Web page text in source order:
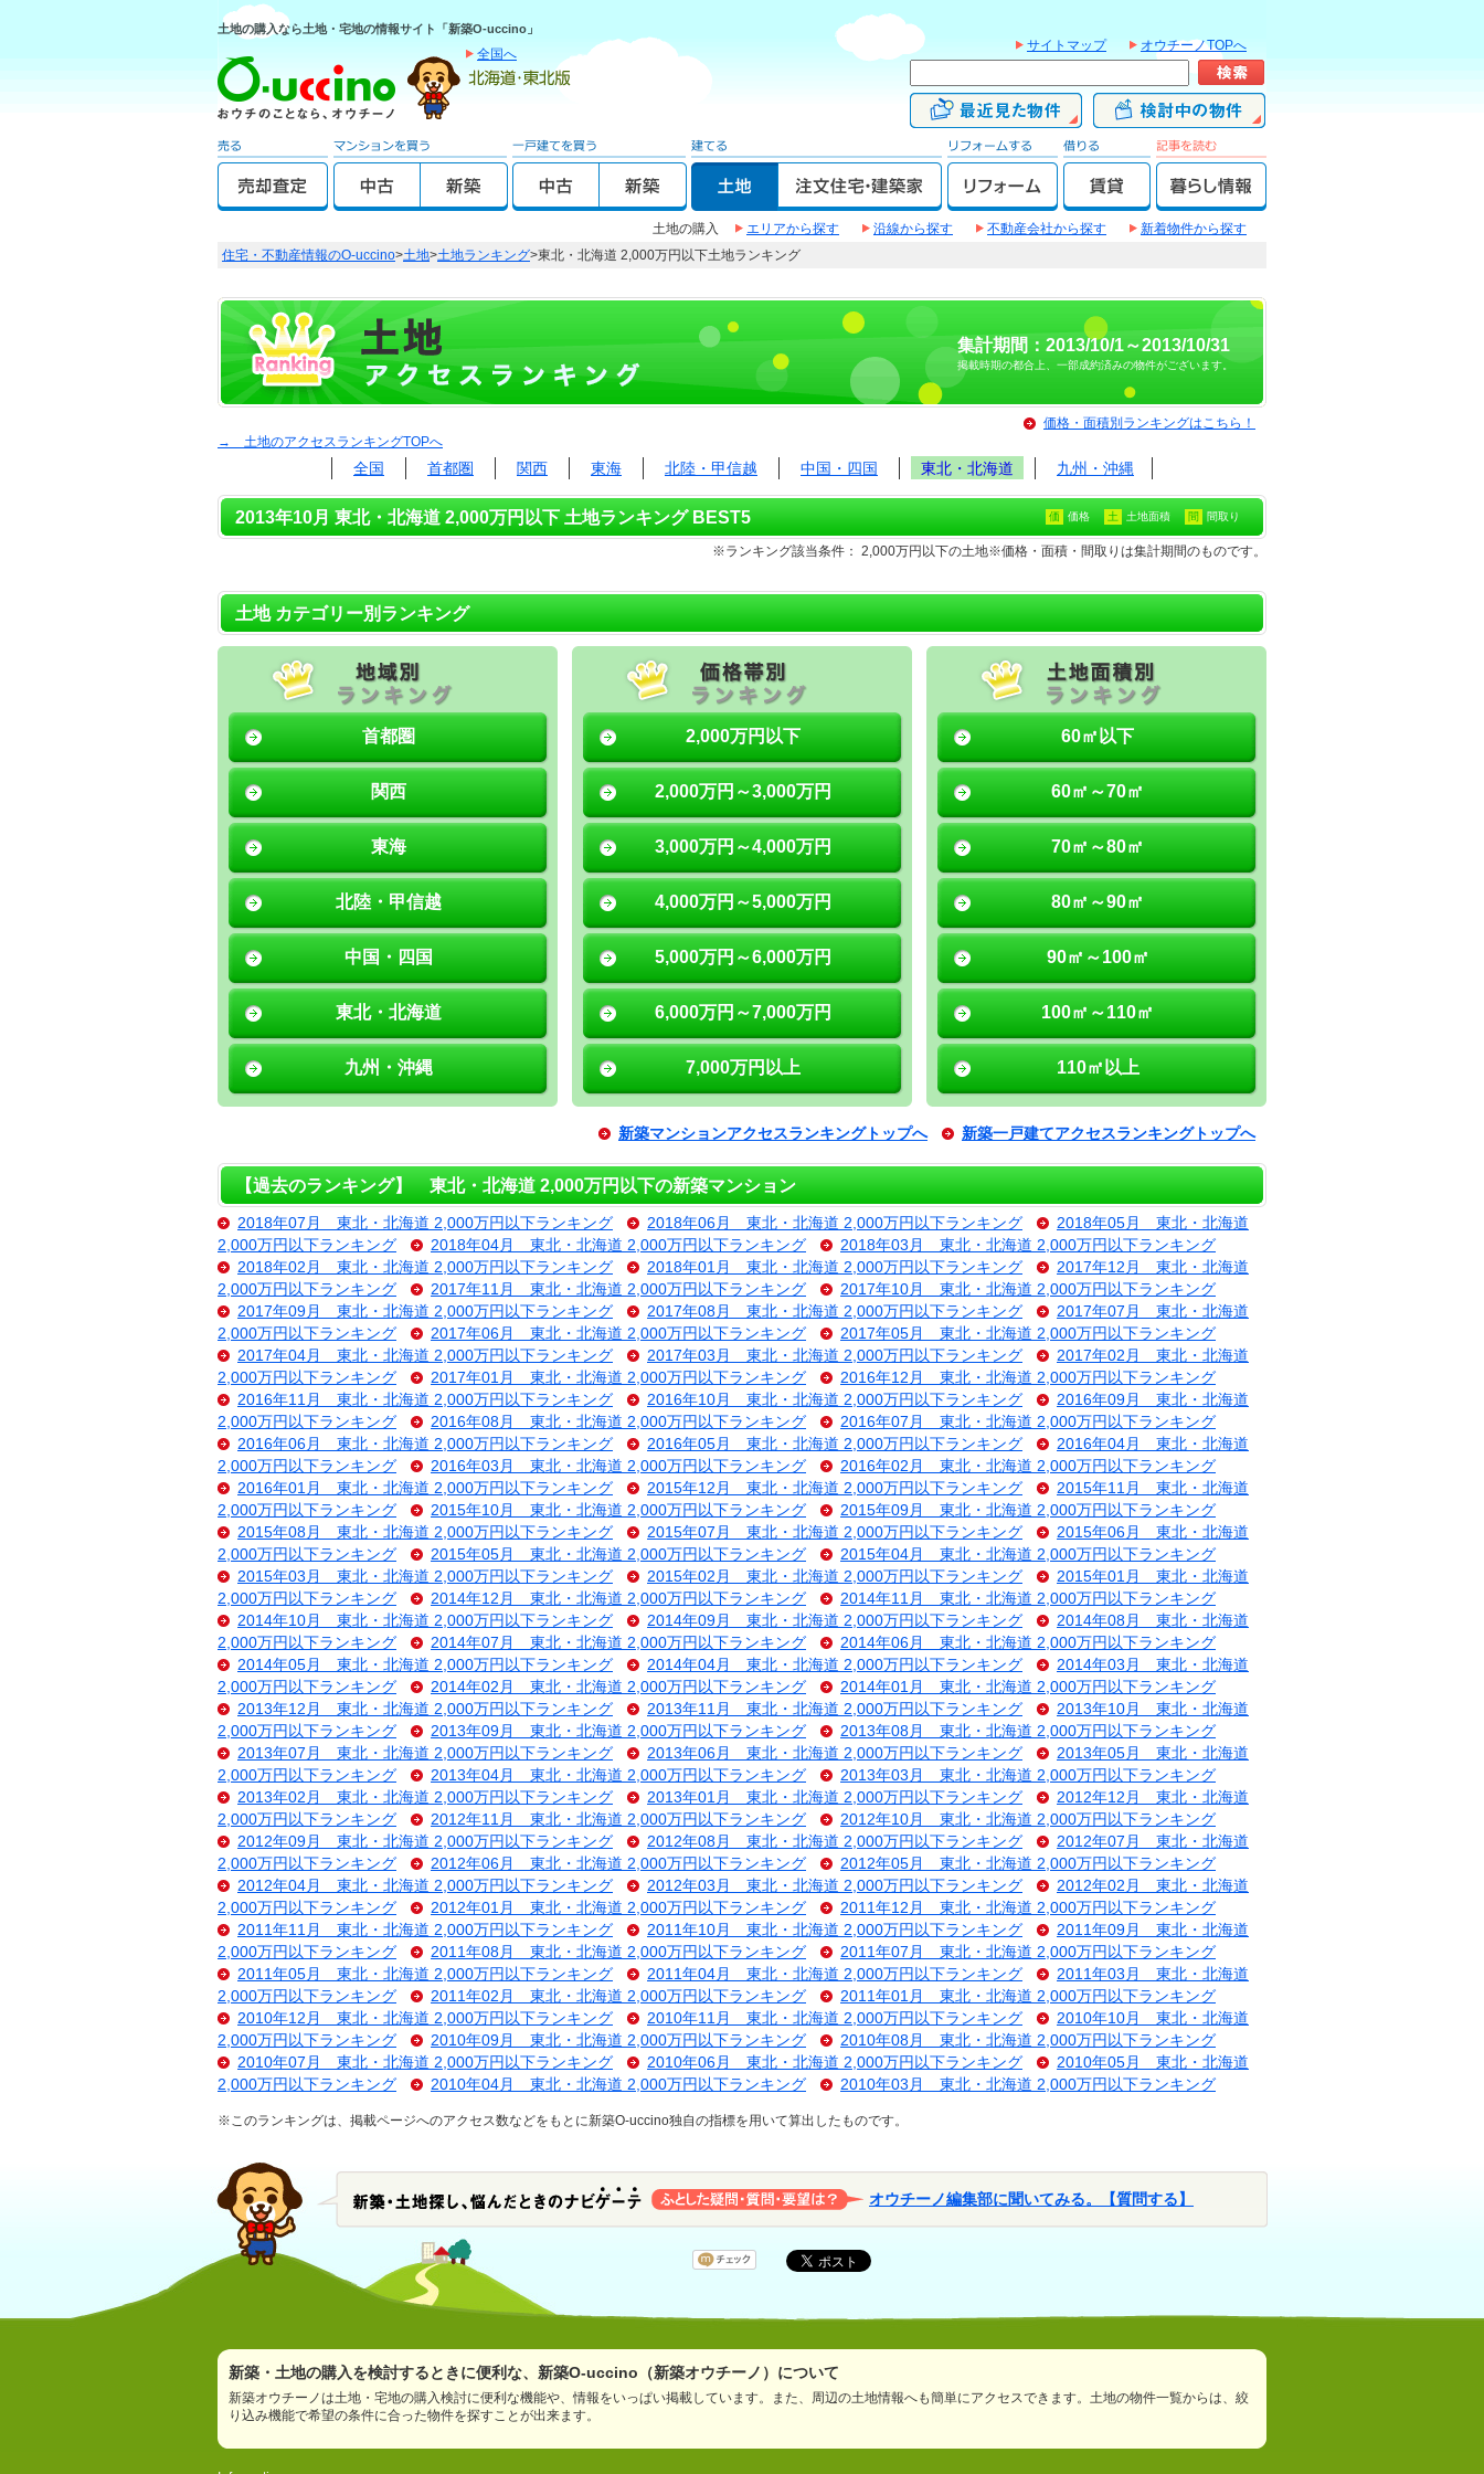
土地の購入なら土地・宅地の情報サイト「新築O-uccino」
全国へ
サイトマップ オウチーノTOPへ
土地の購入 エリアから探す 沿線から探す 不動産会社から探す
新着物件から探す
住宅・不動産情報のO-uccino>土地>土地ランキング>東北・北海道 2,000万円以下土地ランキング
集計期間：2013/10/1～2013/10/31
掲載時期の都合上、一部成約済みの物件がございます。
価格・面積別ランキングはこちら！
→ 土地のアクセスランキングTOPへ
全国 首都圏 関西 東海 北陸・甲信越 中国・四国 東北・北海道 九州・沖縄
2013年10月 東北・北海道 2,000万円以下 土地ランキング BEST5 価 価格 土 土地面積 間 間取り
※ランキング該当条件： 2,000万円以下の土地※価格・面積・間取りは集計期間のものです。
土地 カテゴリー別ランキング
首都圏
関西
東海
北陸・甲信越
中国・四国
東北・北海道
九州・沖縄
2,000万円以下
2,000万円～3,000万円
3,000万円～4,000万円
4,000万円～5,000万円
5,000万円～6,000万円
6,000万円～7,000万円
7,000万円以上
60㎡以下
60㎡～70㎡
70㎡～80㎡
80㎡～90㎡
90㎡～100㎡
100㎡～110㎡
110㎡以上
新築マンションアクセスランキングトップへ 新築一戸建てアクセスランキングトップへ
【過去のランキング】 東北・北海道 2,000万円以下の新築マンション
2018年07月 東北・北海道 2,000万円以下ランキング 2018年06月 東北・北海道 2,000万円以下ランキング
2018年05月 東北・北海道
2,000万円以下ランキング
2018年04月 東北・北海道 2,000万円以下ランキング
2018年03月 東北・北海道 2,000万円以下ランキング
2018年02月 東北・北海道 2,000万円以下ランキング
2018年01月 東北・北海道 2,000万円以下ランキング
2017年12月 東北・北海道
2,000万円以下ランキング
2017年11月 東北・北海道 2,000万円以下ランキング
2017年10月 東北・北海道 2,000万円以下ランキング
2017年09月 東北・北海道 2,000万円以下ランキング
2017年08月 東北・北海道 2,000万円以下ランキング
2017年07月 東北・北海道
2,000万円以下ランキング
2017年06月 東北・北海道 2,000万円以下ランキング
2017年05月 東北・北海道 2,000万円以下ランキング
2017年04月 東北・北海道 2,000万円以下ランキング
2017年03月 東北・北海道 2,000万円以下ランキング
2017年02月 東北・北海道
2,000万円以下ランキング
2017年01月 東北・北海道 2,000万円以下ランキング
2016年12月 東北・北海道 2,000万円以下ランキング
2016年11月 東北・北海道 2,000万円以下ランキング
2016年10月 東北・北海道 2,000万円以下ランキング
2016年09月 東北・北海道
2,000万円以下ランキング
2016年08月 東北・北海道 2,000万円以下ランキング
2016年07月 東北・北海道 2,000万円以下ランキング
2016年06月 東北・北海道 2,000万円以下ランキング
2016年05月 東北・北海道 2,000万円以下ランキング
2016年04月 東北・北海道
2,000万円以下ランキング
2016年03月 東北・北海道 2,000万円以下ランキング
2016年02月 東北・北海道 2,000万円以下ランキング
2016年01月 東北・北海道 2,000万円以下ランキング
2015年12月 東北・北海道 2,000万円以下ランキング
2015年11月 東北・北海道
2,000万円以下ランキング
2015年10月 東北・北海道 2,000万円以下ランキング
2015年09月 東北・北海道 2,000万円以下ランキング
2015年08月 東北・北海道 2,000万円以下ランキング
2015年07月 東北・北海道 2,000万円以下ランキング
2015年06月 東北・北海道
2,000万円以下ランキング
2015年05月 東北・北海道 2,000万円以下ランキング
2015年04月 東北・北海道 2,000万円以下ランキング
2015年03月 東北・北海道 2,000万円以下ランキング
2015年02月 東北・北海道 2,000万円以下ランキング
2015年01月 東北・北海道
2,000万円以下ランキング
2014年12月 東北・北海道 2,000万円以下ランキング
2014年11月 東北・北海道 2,000万円以下ランキング
2014年10月 東北・北海道 2,000万円以下ランキング
2014年09月 東北・北海道 2,000万円以下ランキング
2014年08月 東北・北海道
2,000万円以下ランキング
2014年07月 東北・北海道 2,000万円以下ランキング
2014年06月 東北・北海道 2,000万円以下ランキング
2014年05月 東北・北海道 2,000万円以下ランキング
2014年04月 東北・北海道 2,000万円以下ランキング
2014年03月 東北・北海道
2,000万円以下ランキング
2014年02月 東北・北海道 2,000万円以下ランキング
2014年01月 東北・北海道 2,000万円以下ランキング
2013年12月 東北・北海道 2,000万円以下ランキング
2013年11月 東北・北海道 2,000万円以下ランキング
2013年10月 東北・北海道
2,000万円以下ランキング
2013年09月 東北・北海道 2,000万円以下ランキング
2013年08月 東北・北海道 2,000万円以下ランキング
2013年07月 東北・北海道 2,000万円以下ランキング
2013年06月 東北・北海道 2,000万円以下ランキング
2013年05月 東北・北海道
2,000万円以下ランキング
2013年04月 東北・北海道 2,000万円以下ランキング
2013年03月 東北・北海道 2,000万円以下ランキング
2013年02月 東北・北海道 2,000万円以下ランキング
2013年01月 東北・北海道 2,000万円以下ランキング
2012年12月 東北・北海道
2,000万円以下ランキング
2012年11月 東北・北海道 2,000万円以下ランキング
2012年10月 東北・北海道 2,000万円以下ランキング
2012年09月 東北・北海道 2,000万円以下ランキング
2012年08月 東北・北海道 2,000万円以下ランキング
2012年07月 東北・北海道
2,000万円以下ランキング
2012年06月 東北・北海道 2,000万円以下ランキング
2012年05月 東北・北海道 2,000万円以下ランキング
2012年04月 東北・北海道 2,000万円以下ランキング
2012年03月 東北・北海道 2,000万円以下ランキング
2012年02月 東北・北海道
2,000万円以下ランキング
2012年01月 東北・北海道 2,000万円以下ランキング
2011年12月 東北・北海道 2,000万円以下ランキング
2011年11月 東北・北海道 2,000万円以下ランキング
2011年10月 東北・北海道 2,000万円以下ランキング
2011年09月 東北・北海道
2,000万円以下ランキング
2011年08月 東北・北海道 2,000万円以下ランキング
2011年07月 東北・北海道 2,000万円以下ランキング
2011年05月 東北・北海道 2,000万円以下ランキング
2011年04月 東北・北海道 2,000万円以下ランキング
2011年03月 東北・北海道
2,000万円以下ランキング
2011年02月 東北・北海道 2,000万円以下ランキング
2011年01月 東北・北海道 2,000万円以下ランキング
2010年12月 東北・北海道 2,000万円以下ランキング
2010年11月 東北・北海道 2,000万円以下ランキング
2010年10月 東北・北海道
2,000万円以下ランキング
2010年09月 東北・北海道 2,000万円以下ランキング
2010年08月 東北・北海道 2,000万円以下ランキング
2010年07月 東北・北海道 2,000万円以下ランキング
2010年06月 東北・北海道 2,000万円以下ランキング
2010年05月 東北・北海道
2,000万円以下ランキング
2010年04月 東北・北海道 2,000万円以下ランキング 2010年03月 東北・北海道 2,000万円以下ランキング
※このランキングは、掲載ページへのアクセス数などをもとに新築O-uccino独自の指標を用いて算出したものです。
オウチーノ編集部に聞いてみる。【質問する】
新築・土地の購入を検討するときに便利な、新築O-uccino（新築オウチーノ）について
新築オウチーノは土地・宅地の購入検討に便利な機能や、情報をいっぱい掲載しています。また、周辺の土地情報へも簡単にアクセスできます。土地の物件一覧からは、絞
り込み機能で希望の条件に合った物件を探すことが出来ます。